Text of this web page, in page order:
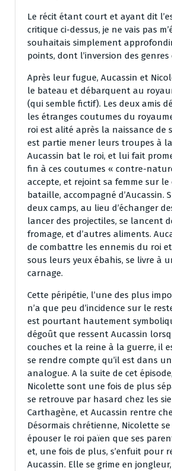
Le récit étant court et ayant dit
critique ci-dessus, je ne vais pas
souhaitais simplement
points, dont l’inversion des
Après leur fugue, Aucassin et
le bateau et débarquent au
(qui semble fictif). Les deux amis
les étranges coutumes du
roi est alité après la naissance de
est partie mener leurs troupes à
Aucassin bat le roi, et lui fait
fin à ces coutumes « contre-
accepte, et rejoint sa femme sur le
bataille, accompagné d’Aucassin.
deux camps, au lieu d’échanger
lancer des projectiles, se lancent
fromage, et d’autres aliments.
de combattre les ennemis du roi
sous leurs yeux ébahis, se livre à
carnage.
Cette péripétie, l’une des plus
n’a que peu d’incidence sur le
est pourtant hautement
dégoût que ressent Aucassin
couches et la reine à la guerre, il
se rendre compte qu’il est dans
analogue. A la suite de cet
Nicolette sont une fois de plus
se retrouve par hasard chez les
Carthagène, et Aucassin rentre
Désormais chrétienne, Nicolette
épouser le roi païen que ses
et, une fois de plus, s’enfuit pour
Aucassin. Elle se grime en